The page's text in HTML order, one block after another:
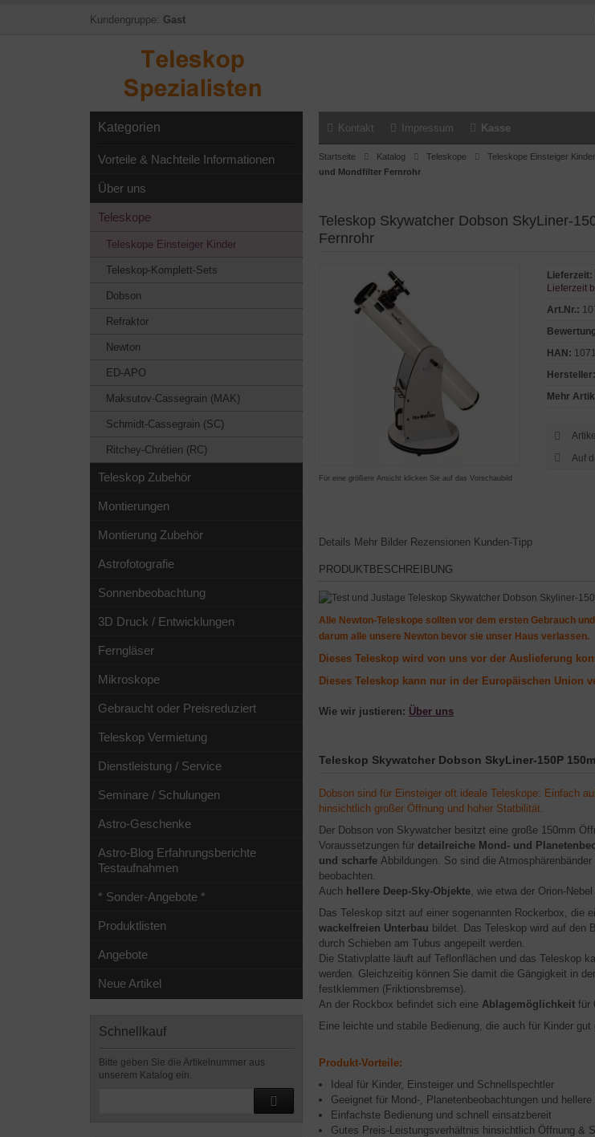
Kundengruppe: Gast
Kontakt Impressum Kasse
Startseite Katalog Teleskope Teleskope Einsteiger Kinder
und Mondfilter Fernrohr
Teleskop Skywatcher Dobson SkyLiner-
Fernrohr
Für eine größere Ansicht klicken Sie auf das Vorschaubild
Lieferzeit:
Lieferzeit
Art.Nr.:
HAN:
Hersteller:
Mehr
Details Mehr Bilder Rezensionen Kunden-Tipp
PRODUKTBESCHREIBUNG
Alle Newton-Teleskope sollten vor dem ersten Gebrauch
darum alle unsere Newton bevor sie unser Haus verlassen.
Dieses Teleskop wird von uns vor der Auslieferung
Dieses Teleskop kann nur in der Europäischen Union
Wie wir justieren: Über uns
Teleskop Skywatcher Dobson SkyLiner-150P
Dobson sind für Einsteiger oft ideale Teleskope: Einfach
hinsichtlich großer Öffnung und hoher Statbilität.
Der Dobson von Skywatcher besitzt eine große 150mm
Voraussetzungen für detailreiche Mond- und
und scharfe Abbildungen. So sind die
beobachten.
Auch hellere Deep-Sky-Objekte, wie etwa der Orion-
Das Teleskop sitzt auf einer sogenannten Rockerbox, die
wackelfreien Unterbau bildet. Das Teleskop wird auf den
durch Schieben am Tubus angepeilt werden.
Die Stativplatte läuft auf Teflonflächen und das Teleskop
werden. Gleichzeitig können Sie damit die Gängigkeit in
festklemmen (Friktionsbremse).
An der Rockbox befindet sich eine Ablagemöglichkeit für
Eine leichte und stabile Bedienung, die auch für Kinder gut
Produkt-Vorteile:
Ideal für Kinder, Einsteiger und Schnellspechtler
Geeignet für Mond-, Planetenbeobachtungen und
Einfachste Bedienung und schnell einsatzbereit
Gutes Preis-Leistungsverhältnis hinsichtlich Öffnung &
Kategorien
Vorteile & Nachteile Informationen
Über uns
Teleskope
Teleskope Einsteiger Kinder
Teleskop-Komplett-Sets
Dobson
Refraktor
Newton
ED-APO
Maksutov-Cassegrain (MAK)
Schmidt-Cassegrain (SC)
Ritchey-Chrétien (RC)
Teleskop Zubehör
Montierungen
Montierung Zubehör
Astrofotografie
Sonnenbeobachtung
3D Druck / Entwicklungen
Ferngläser
Mikroskope
Gebraucht oder Preisreduziert
Teleskop Vermietung
Dienstleistung / Service
Seminare / Schulungen
Astro-Geschenke
Astro-Blog Erfahrungsberichte
Testaufnahmen
* Sonder-Angebote *
Produktlisten
Angebote
Neue Artikel
Schnellkauf
Bitte geben Sie die Artikelnummer aus
unserem Katalog ein.